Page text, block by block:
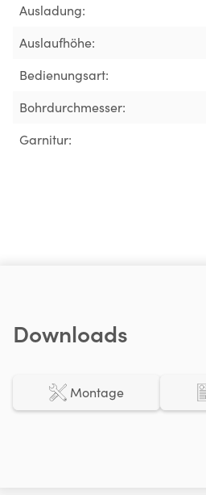
Ausladung:
Auslaufhöhe:
Bedienungsart:
Bohrdurchmesser:
Garnitur:
Downloads
Montage